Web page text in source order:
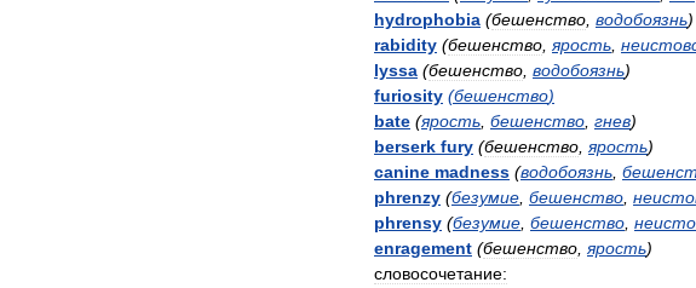
hydrophobia (бешенство водобоязнь)
rabidity (бешенство ярость
lyssa (бешенство водобоязнь)
furiosity (бешенство)
bate (ярость бешенство гнев)
berserk fury (бешенство ярость)
canine madness (водобоязнь
phrenzy (безумие бешенство
phrensy (безумие бешенство
enragement (бешенство ярость)
словосочетание: